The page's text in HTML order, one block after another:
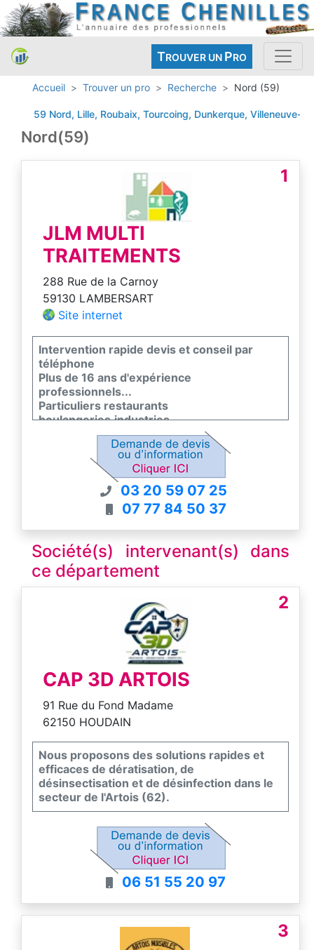
TROUVER UN PRO
Accueil Trouver un pro Recherche Nord (59)
59 Nord, Lille, Roubaix, Tourcoing, Dunkerque, Villeneuve-
Nord(59)
1
JLM MULTI
TRAITEMENTS
288 Rue de la Carnoy
59130 LAMBERSART
Site internet
Intervention rapide devis et conseil par
téléphone
Plus de 16 ans d'expérience
professionnels...
Particuliers restaurants
boulangeries,industries..
Traitements respectueux de votre
environnement
jlm-traitements.fr
03 20 59 07 25
07 77 84 50 37
Société(s) intervenant(s) dans
ce département
2
CAP 3D ARTOIS
91 Rue du Fond Madame
62150 HOUDAIN
Nous proposons des solutions rapides et
efficaces de dératisation, de
désinsectisation et de désinfection dans le
secteur de l'Artois (62).
06 51 55 20 97
3